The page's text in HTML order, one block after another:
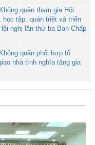
quân tham gia Hội
học tập, quán triệt và triển
nghị lần thứ ba Ban Chấp
quân phối hợp tổ
nhà tình nghĩa tặng gia